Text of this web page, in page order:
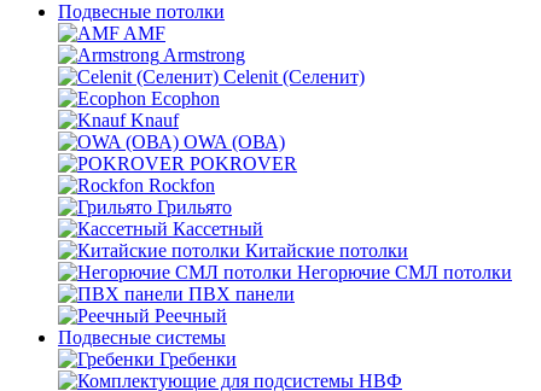
Подвесные потолки
AMF
Armstrong
Celenit (Селенит)
Ecophon
Knauf
OWA (ОВА)
POKROVER
Rockfon
Грильято
Кассетный
Китайские потолки
Негорючие СМЛ потолки
ПВХ панели
Реечный
Подвесные системы
Гребенки